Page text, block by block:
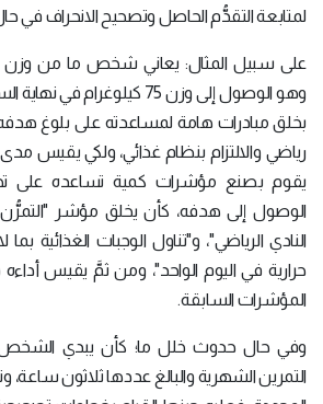
لمتابعة التقدُّم الحاصل وتصحيح الانحراف في
على سبيل المثال: يعاني شخص ما من وزن
وهو الوصول إلى وزن 75
بخلق مبادرات هامة لمساعدته على بلوغ هدفه،
رياضي والالتزام بنظام غذائي، ولكي يقيس مدى
يقوم بصنع مؤشرات كمية تساعده على
الوصول إلى هدفه، كأن يخلق مؤشر
حرارية في اليوم الواحد"، ومن ثمَّ يقيس
المؤشرات السابقة.
وفي حال حدوث خلل ما؛ كأن يبدي الشخص
التمرين الشهرية والبالغ عددها ثلاثون ساعة،